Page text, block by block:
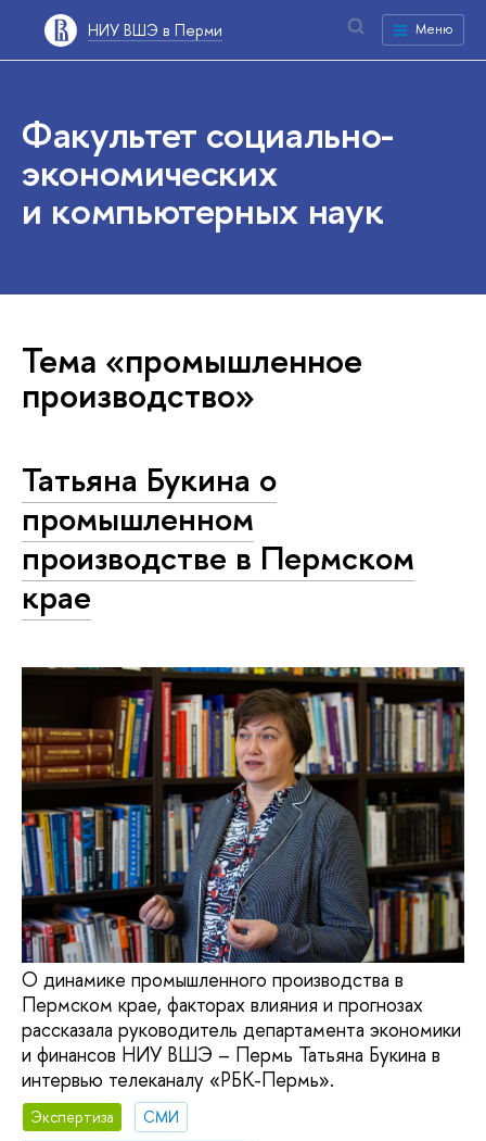
НИУ ВШЭ в Перми Меню
Факультет социально-
экономических
и компьютерных наук
Тема «промышленное
производство»
Татьяна Букина о
промышленном
производстве в Пермском
крае
О динамике промышленного производства в
Пермском крае, факторах влияния и прогнозах
рассказала руководитель департамента экономики
и финансов НИУ ВШЭ – Пермь Татьяна Букина в
интервью телеканалу «РБК-Пермь».
Экспертиза
СМИ